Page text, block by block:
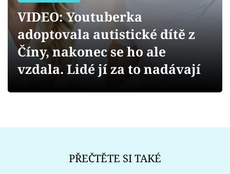
Videa
Sledujte prima+
VIDEO: Youtuberka
adoptovala autistické dítě z
Číny, nakonec se ho ale
vzdala. Lidé jí za to nadávají
PŘEČTĚTE SI TAKÉ